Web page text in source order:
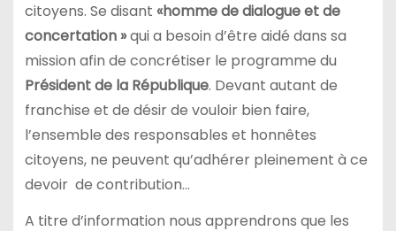
citoyens. Se disant «homme de dialogue et de
concertation »qui a besoin d’être aidé dans sa
mission afin de concrétiser le programme du
Président de la République. Devant autant de
franchise et de désir de vouloir bien faire,
l’ensemble des responsables et honnêtes
citoyens, ne peuvent qu’adhérer pleinement à ce
devoir de contribution…
A titre d’information nous apprendrons que les